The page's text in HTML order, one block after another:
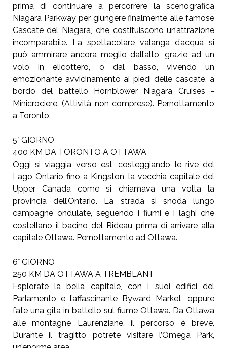
prima di continuare a percorrere la scenografica
Niagara Parkway per giungere finalmente alle famose
Cascate del Niagara, che costituisconoun’attrazione
incomparabile. La spettacolare valanga d’acqua si
può ammirare ancora meglio dall’alto, grazie ad un
volo in elicottero, o dal basso, vivendo un
emozionante avvicinamento ai piedi delle cascate, a
bordo del battello Hornblower Niagara Cruises -
Minicrociere. (Attività non comprese). Pernottamento
a Toronto.
5° GIORNO
400 KM DA TORONTO A OTTAWA
Oggi si viaggia verso est, costeggiando le rive del
Lago Ontario fino a Kingston, la vecchia capitaledel
Upper Canada come si chiamava una volta la
provincia dell’Ontario. La strada si snoda lungo
campagne ondulate, seguendo i fiumi e i laghi che
costellano il bacinodel Rideau prima di arrivare alla
capitale Ottawa. Pernottamento ad Ottawa.
6° GIORNO
250 KM DA OTTAWA A TREMBLANT
Esplorate la bella capitale, con i suoi edifici del
Parlamento e l’affascinante Byward Market, oppure
fate una gita in battello sul fiume Ottawa. DaOttawa
alle montagne Laurenziane, il percorso èbreve.
Durante il tragitto potrete visitare l’Omega Park,